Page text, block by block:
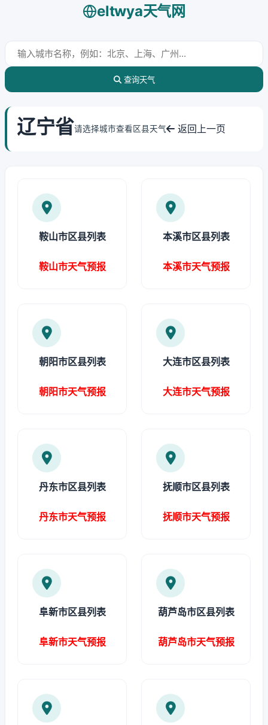
eltwya天气网
查询天气
辽宁省请选择城市查看区县天气 返回上一页
鞍山市区县列表
鞍山市天气预报
本溪市区县列表
本溪市天气预报
朝阳市区县列表
朝阳市天气预报
大连市区县列表
大连市天气预报
丹东市区县列表
丹东市天气预报
抚顺市区县列表
抚顺市天气预报
阜新市区县列表
阜新市天气预报
葫芦岛市区县列表
葫芦岛市天气预报